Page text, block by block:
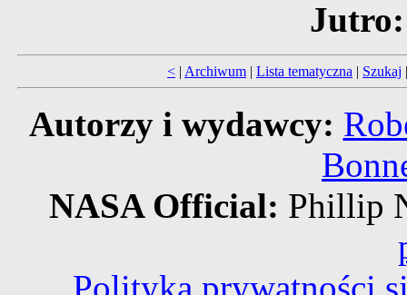
Jutro:
< | Archiwum | Lista tematyczna | Szukaj
Autorzy i wydawcy:
NASA Official: Phillip